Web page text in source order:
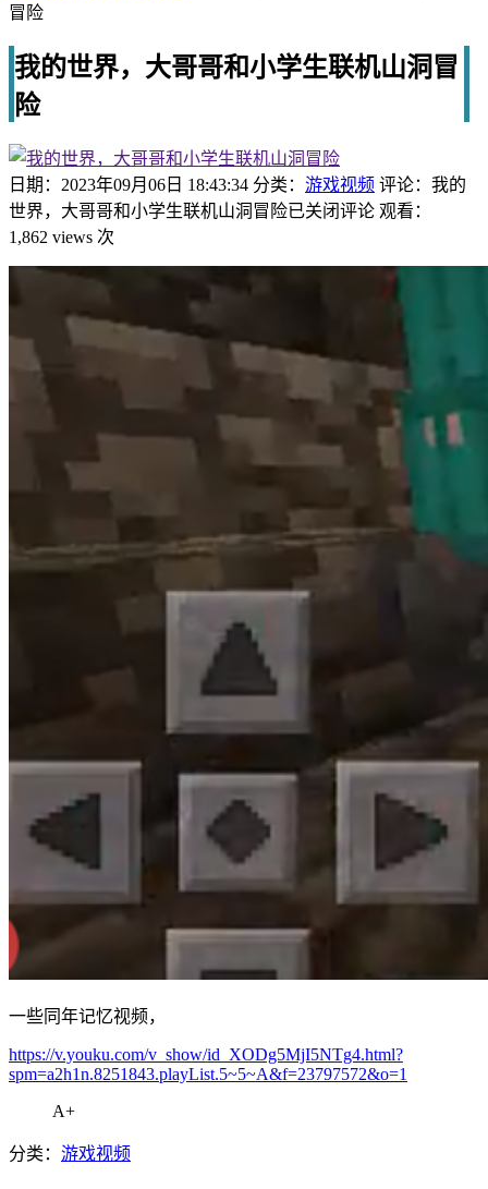
冒险
我的世界，大哥哥和小学生联机山洞冒
险
日期：2023年09月06日 18:43:34 分类： 游戏视频 评论： 我的
世界，大哥哥和小学生联机山洞冒险已关闭评论 观看：
1,862 views 次
一些同年记忆视频，
https://v.youku.com/v_show/id_XODg5MjI5NTg4.html?
spm=a2h1n.8251843.playList.5~5~A&f=23797572&o=1
A+
分类： 游戏视频